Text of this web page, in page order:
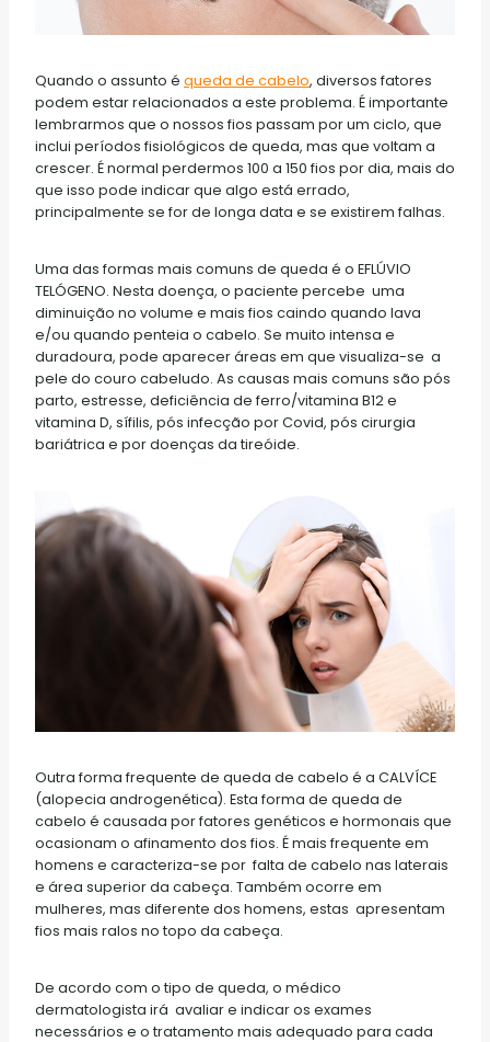
Quando o assunto é queda de cabelo, diversos fatores
podem estar relacionados a este problema. É importante
lembrarmos que o nossos fios passam por um ciclo, que
inclui períodos fisiológicos de queda, mas que voltam a
crescer. É normal perdermos 100 a 150 fios por dia, mais do
que isso pode indicar que algo está errado,
principalmente se for de longa data e se existirem falhas.
Uma das formas mais comuns de queda é o EFLÚVIO
TELÓGENO. Nesta doença, o paciente percebe uma
diminuição no volume e mais fios caindo quando lava
e/ou quando penteia o cabelo. Se muito intensa e
duradoura, pode aparecer áreas em que visualiza-se a
pele do couro cabeludo. As causas mais comuns são pós
parto, estresse, deficiência de ferro/vitamina B12 e
vitamina D, sífilis, pós infecção por Covid, pós cirurgia
bariátrica e por doenças da tireóide.
Outra forma frequente de queda de cabelo é a CALVÍCE
(alopecia androgenética). Esta forma de queda de
cabelo é causada por fatores genéticos e hormonais que
ocasionam o afinamento dos fios. É mais frequente em
homens e caracteriza-se por falta de cabelo nas laterais
e área superior da cabeça. Também ocorre em
mulheres, mas diferente dos homens, estas apresentam
fios mais ralos no topo da cabeça.
De acordo com o tipo de queda, o médico
dermatologista irá avaliar e indicar os exames
necessários e o tratamento mais adequado para cada